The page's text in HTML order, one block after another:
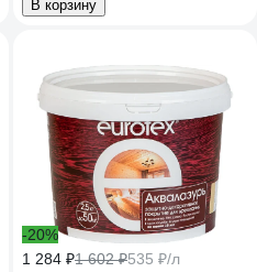
В корзину
-20%
1 284 ₽1 602 ₽535 ₽/л